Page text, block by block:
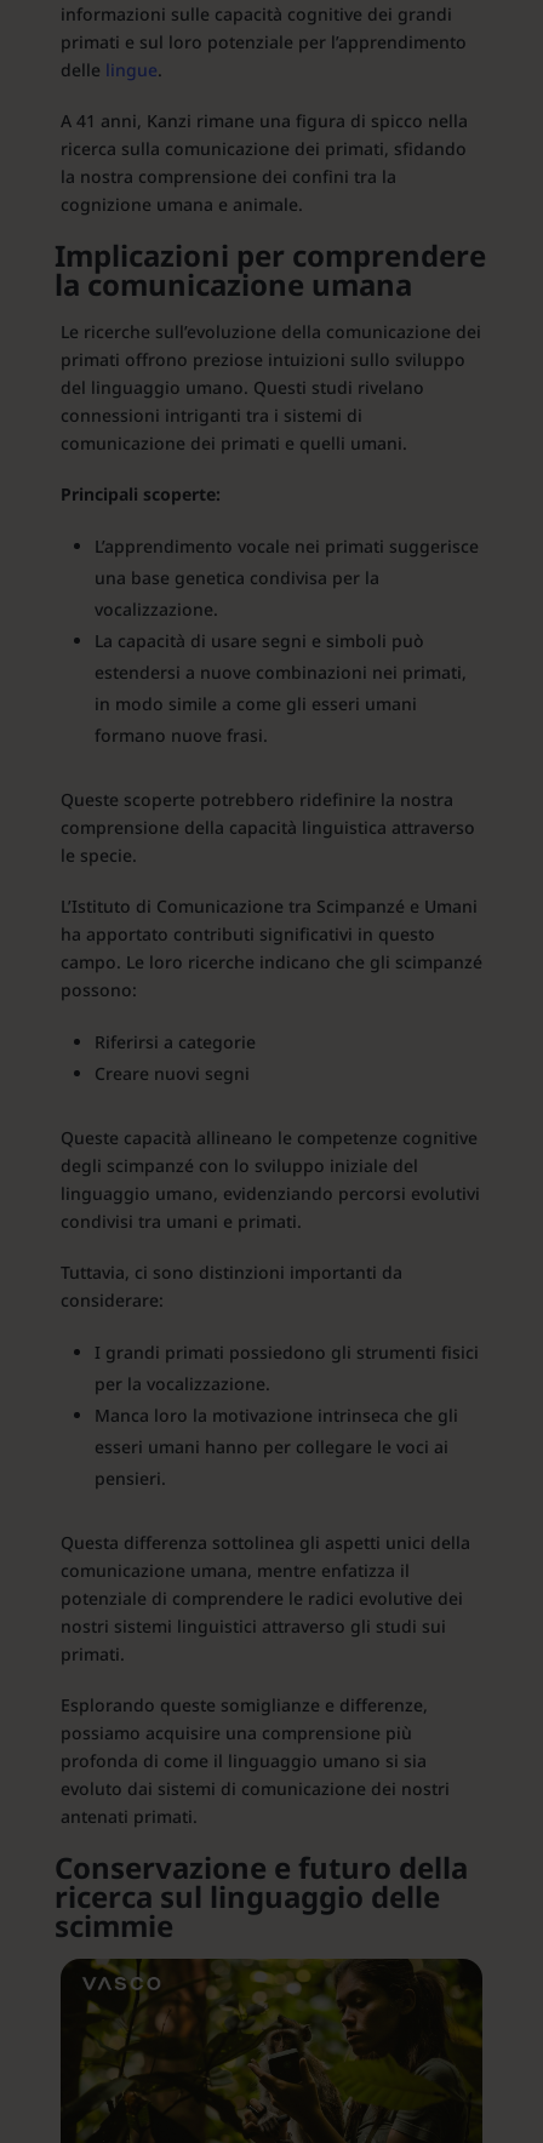
informazioni sulle capacità cognitive dei grandi
primati e sul loro potenziale per l’apprendimento
delle lingue.
A 41 anni, Kanzi rimane una figura di spicco nella
ricerca sulla comunicazione dei primati, sfidando
la nostra comprensione dei confini tra la
cognizione umana e animale.
Implicazioni per comprendere
la comunicazione umana
Le ricerche sull’evoluzione della comunicazione dei
primati offrono preziose intuizioni sullo sviluppo
del linguaggio umano. Questi studi rivelano
connessioni intriganti tra i sistemi di
comunicazione dei primati e quelli umani.
Principali scoperte:
L’apprendimento vocale nei primati suggerisce
una base genetica condivisa per la
vocalizzazione.
La capacità di usare segni e simboli può
estendersi a nuove combinazioni nei primati,
in modo simile a come gli esseri umani
formano nuove frasi.
Queste scoperte potrebbero ridefinire la nostra
comprensione della capacità linguistica attraverso
le specie.
L’Istituto di Comunicazione tra Scimpanzé e Umani
ha apportato contributi significativi in questo
campo. Le loro ricerche indicano che gli scimpanzé
possono:
Riferirsi a categorie
Creare nuovi segni
Queste capacità allineano le competenze cognitive
degli scimpanzé con lo sviluppo iniziale del
linguaggio umano, evidenziando percorsi evolutivi
condivisi tra umani e primati.
Tuttavia, ci sono distinzioni importanti da
considerare:
I grandi primati possiedono gli strumenti fisici
per la vocalizzazione.
Manca loro la motivazione intrinseca che gli
esseri umani hanno per collegare le voci ai
pensieri.
Questa differenza sottolinea gli aspetti unici della
comunicazione umana, mentre enfatizza il
potenziale di comprendere le radici evolutive dei
nostri sistemi linguistici attraverso gli studi sui
primati.
Esplorando queste somiglianze e differenze,
possiamo acquisire una comprensione più
profonda di come il linguaggio umano si sia
evoluto dai sistemi di comunicazione dei nostri
antenati primati.
Conservazione e futuro della
ricerca sul linguaggio delle
scimmie